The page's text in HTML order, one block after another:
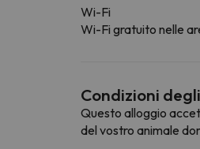
Wi-Fi
Wi-Fi gratuito nelle
Condizioni
Questo alloggio
del vostro animale